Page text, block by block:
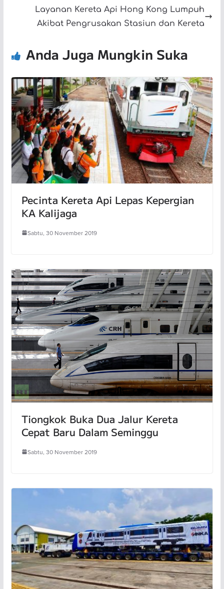
Layanan Kereta Api Hong Kong Lumpuh
Akibat Pengrusakan Stasiun dan Kereta
Anda Juga Mungkin Suka
Pecinta Kereta Api Lepas Kepergian
KA Kalijaga
Sabtu, 30 November 2019
Tiongkok Buka Dua Jalur Kereta
Cepat Baru Dalam Seminggu
Sabtu, 30 November 2019